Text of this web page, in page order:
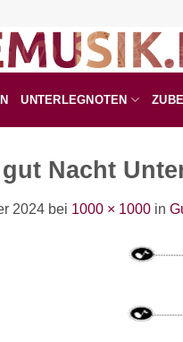
UNTERLEGNOTEN
Nacht
2024 bei 1000 × 1000 in